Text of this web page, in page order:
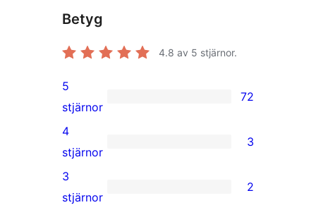
Betyg
4.8 av 5 stjärnor.
72
5-
stjärniga
recensioner
5
stjärnor
72
3
4-
stjärniga
4
stjärnor
3
2
3
stjärnor
2